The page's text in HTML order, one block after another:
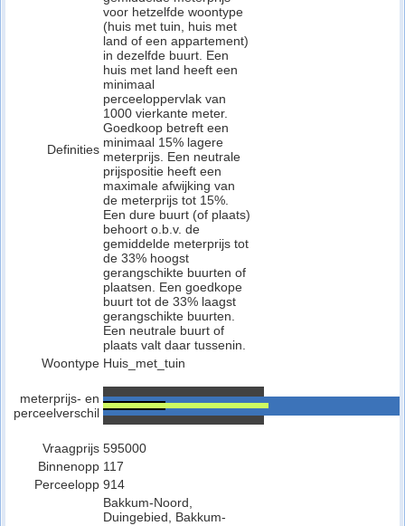
Definities
voor hetzelfde woontype
(huis met tuin, huis met
land of een appartement)
in dezelfde buurt. Een
huis met land heeft een
minimaal
perceeloppervlak van
1000 vierkante meter.
Goedkoop betreft een
minimaal 15% lagere
meterprijs. Een neutrale
prijspositie heeft een
maximale afwijking van
de meterprijs tot 15%.
Een dure buurt (of plaats)
behoort o.b.v. de
gemiddelde meterprijs tot
de 33% hoogst
gerangschikte buurten of
plaatsen. Een goedkope
buurt tot de 33% laagst
gerangschikte buurten.
Een neutrale buurt of
plaats valt daar tussenin.
Woontype Huis_met_tuin
meterprijs- en
perceelverschil
Vraagprijs 595000
Binnenopp 117
Perceelopp 914
Bakkum-Noord,
Duingebied, Bakkum-